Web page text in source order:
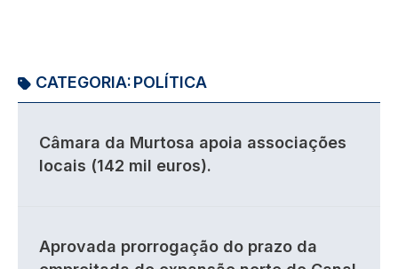
CATEGORIA:POLÍTICA
Câmara da Murtosa apoia associações
locais (142 mil euros).
Aprovada prorrogação do prazo da